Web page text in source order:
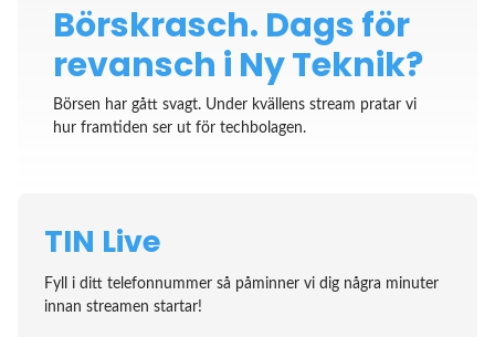
Börskrasch. Dags för
revansch i Ny Teknik?
Börsen har gått svagt. Under kvällens stream pratar vi
hur framtiden ser ut för techbolagen.
TIN Live
Fyll i ditt telefonnummer så påminner vi dig några minuter
innan streamen startar!